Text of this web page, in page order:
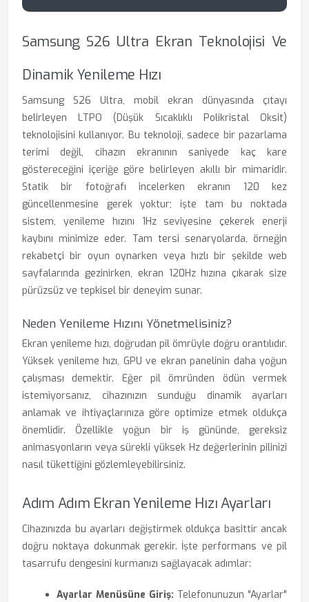
Samsung S26 Ultra Ekran Teknolojisi Ve
Dinamik Yenileme Hızı
Samsung S26 Ultra, mobil ekran dünyasında çıtayı
belirleyen LTPO (Düşük Sıcaklıklı Polikristal Oksit)
teknolojisini kullanıyor. Bu teknoloji, sadece bir pazarlama
terimi değil, cihazın ekranının saniyede kaç kare
göstereceğini içeriğe göre belirleyen akıllı bir mimaridir.
Statik bir fotoğrafı incelerken ekranın 120 kez
güncellenmesine gerek yoktur; işte tam bu noktada
sistem, yenileme hızını 1Hz seviyesine çekerek enerji
kaybını minimize eder. Tam tersi senaryolarda, örneğin
rekabetçi bir oyun oynarken veya hızlı bir şekilde web
sayfalarında gezinirken, ekran 120Hz hızına çıkarak size
pürüzsüz ve tepkisel bir deneyim sunar.
Neden Yenileme Hızını Yönetmelisiniz?
Ekran yenileme hızı, doğrudan pil ömrüyle doğru orantılıdır.
Yüksek yenileme hızı, GPU ve ekran panelinin daha yoğun
çalışması demektir. Eğer pil ömründen ödün vermek
istemiyorsanız, cihazınızın sunduğu dinamik ayarları
anlamak ve ihtiyaçlarınıza göre optimize etmek oldukça
önemlidir. Özellikle yoğun bir iş gününde, gereksiz
animasyonların veya sürekli yüksek Hz değerlerinin pilinizi
nasıl tükettiğini gözlemleyebilirsiniz.
Adım Adım Ekran Yenileme Hızı Ayarları
Cihazınızda bu ayarları değiştirmek oldukça basittir ancak
doğru noktaya dokunmak gerekir. İşte performans ve pil
tasarrufu dengesini kurmanızı sağlayacak adımlar:
Ayarlar Menüsüne Giriş: Telefonunuzun "Ayarlar"